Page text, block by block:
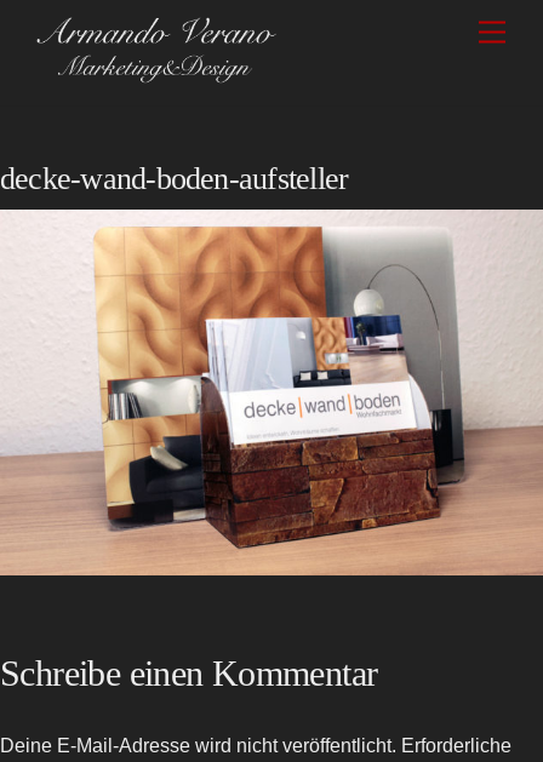
content
decke-wand-boden-aufsteller
Schreibe einen Kommentar
Deine E-Mail-Adresse wird nicht veröffentlicht. Erforderliche